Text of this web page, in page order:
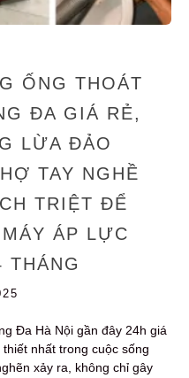
ỐNG THOÁT
ĐA GIÁ RẺ,
LỪA ĐẢO
TAY NGHỀ
TRIỆT ĐỂ
ÁP LỰC
THÁNG
Đa Hà Nội gần đây 24h giá
nhất trong cuộc sống
xảy ra, không chỉ gây